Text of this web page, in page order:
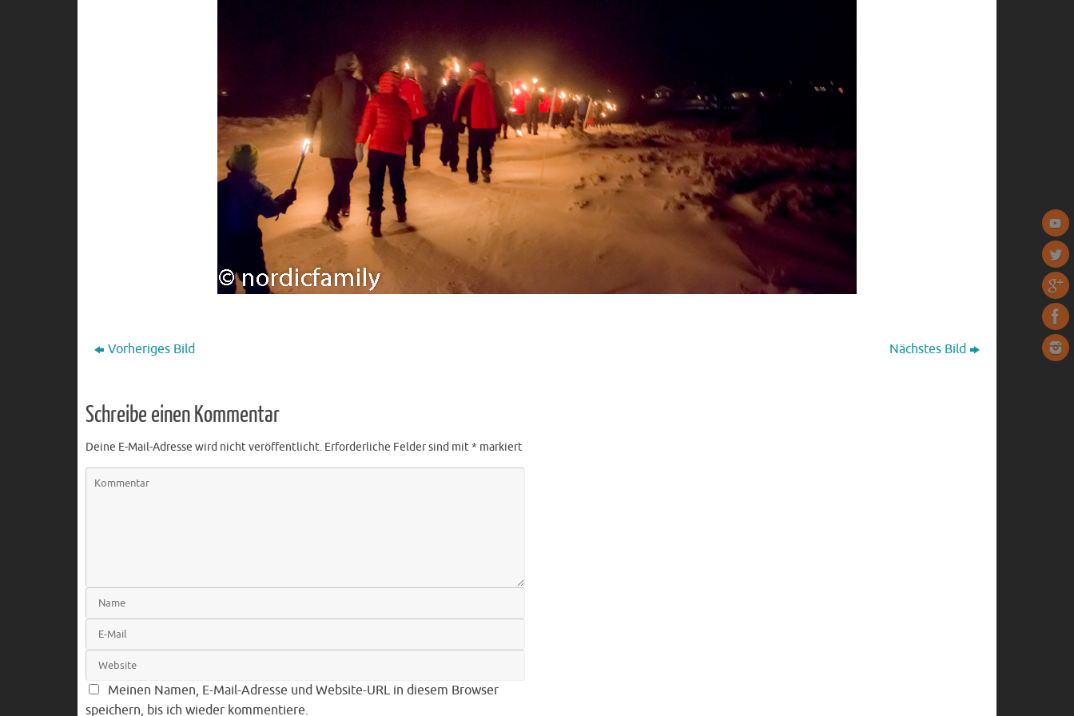
Vorheriges Bild Nächstes Bild
Schreibe einen Kommentar
Deine E-Mail-Adresse wird nicht veröffentlicht. Erforderliche Felder sind mit* markiert
Meinen Namen, E-Mail-Adresse und Website-URL in diesem Browser
speichern, bis ich wieder kommentiere.